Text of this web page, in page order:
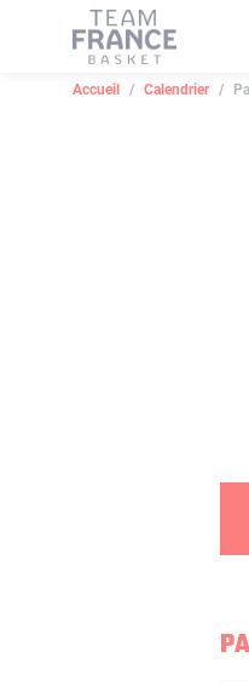
Accueil Calendrier
Panneau de gestion des cookies